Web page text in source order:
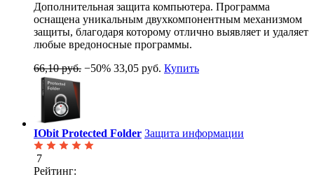
Дополнительная защита компьютера. Программа
оснащена уникальным двухкомпонентным механизмом
защиты, благодаря которому отлично выявляет и удаляет
любые вредоносные программы.
66,10 руб. −50% 33,05 руб. Купить
IObit Protected Folder Защита информации
7
Рейтинг: